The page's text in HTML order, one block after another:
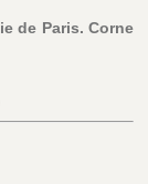
de Paris. Corne